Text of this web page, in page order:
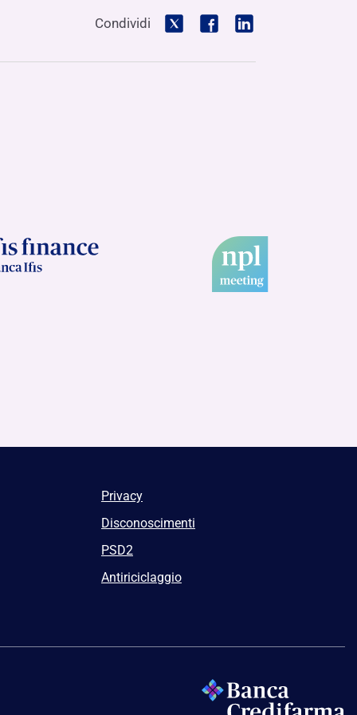
Condividi
Privacy
Disconoscimenti
PSD2
Antiriciclaggio